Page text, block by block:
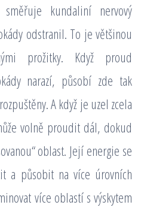
kundaliní nervový
odstranil. To je většinou
prožitky. Když proud
narazí, působí zde tak
A když je uzel zcela
volně proudit dál, dokud
oblast. Její energie se
a působit na více úrovních
více oblastí s výskytem